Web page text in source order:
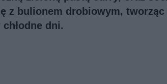
z bulionem drobiowym,
dni.